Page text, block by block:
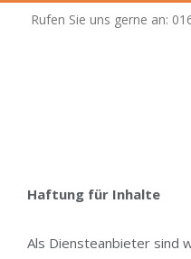
Rufen Sie uns gerne an:
Haftung für Inhalte
Als Diensteanbieter sind